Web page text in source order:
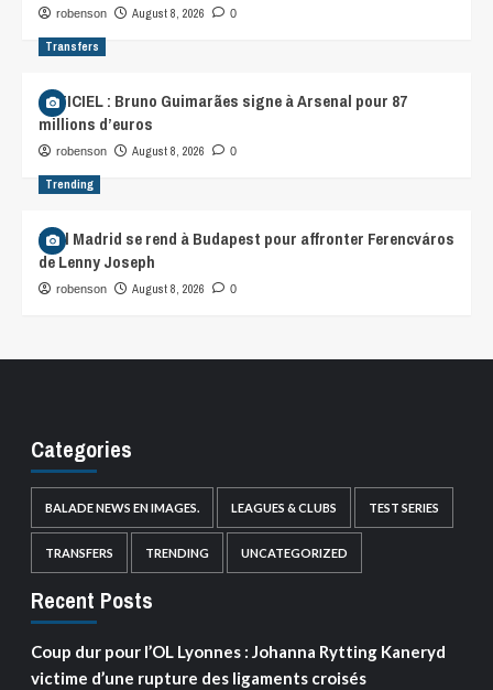
robenson August 8, 2026 0
Transfers
OFFICIEL : Bruno Guimarães signe à Arsenal pour 87
millions d’euros
robenson August 8, 2026 0
Trending
Real Madrid se rend à Budapest pour affronter Ferencváros
de Lenny Joseph
robenson August 8, 2026 0
Categories
BALADE NEWS EN IMAGES. LEAGUES & CLUBS TEST SERIES
TRANSFERS TRENDING UNCATEGORIZED
Recent Posts
Coup dur pour l’OL Lyonnes : Johanna Rytting Kaneryd
victime d’une rupture des ligaments croisés